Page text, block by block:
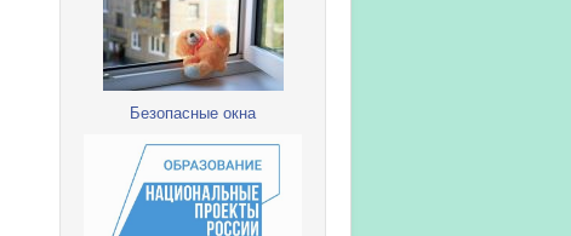
Безопасные окна